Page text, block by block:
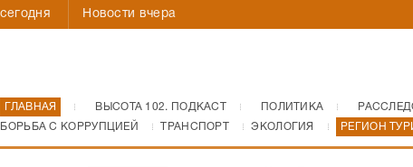
Новости вчера
ГЛАВНАЯ ВЫСОТА 102. ПОДКАСТ ПОЛИТИКА
БОРЬБА С КОРРУПЦИЕЙ
ТРАНСПОРТ ЭКОЛОГИЯ РЕГИОН